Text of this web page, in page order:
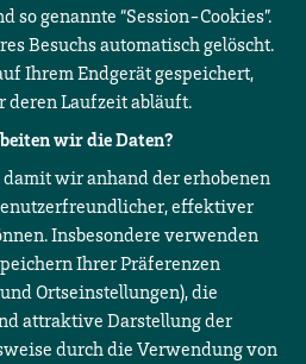
so genannte “Session-Cookies”.
Besuchs automatisch gelöscht.
Ihrem Endgerät gespeichert,
deren Laufzeit abläuft.
wir die Daten?
wir anhand der erhobenen
effektiver
Insbesondere verwenden
Ihrer Präferenzen
Ortseinstellungen), die
attraktive Darstellung der
durch die Verwendung von